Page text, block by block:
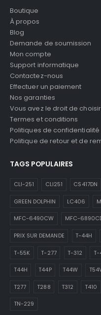
Boutique
À propos
Blog
Demande de soumission
Mon compte
Support informatique
Contactez-nous
Effectuer un paiement
Nos garanties
Vous avez le droit de choisir
Termes et conditions
Politiques de confidentialité
Politique de retour et de
TAGS POPULAIRES
CLI-251 CLI251 CS417DN
GREEN DOLPHIN LC406
MFC-6490CW MFC-
PRIX SUR DEMANDE T-44H
T-55K T-277 T-312 T-
T44H T44P T44W
T277 T288 T312 T410
TN-229